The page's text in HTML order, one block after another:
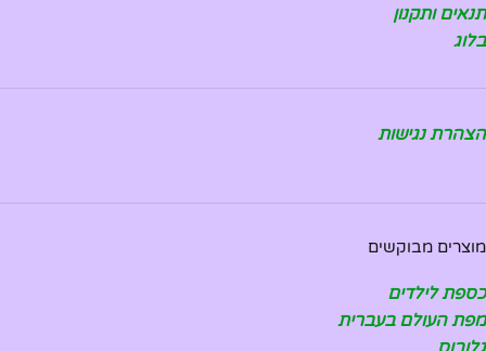
תנאים ותקנון
בלוג
הצהרת נגישות
מוצרים מבוקשים
כספת לילדים
מפת העולם בעברית